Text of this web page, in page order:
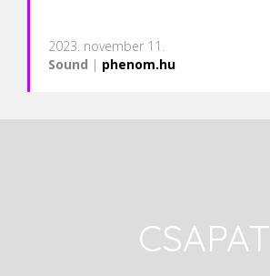
2023. november 11.
Sound | phenom.hu
CSAPAT